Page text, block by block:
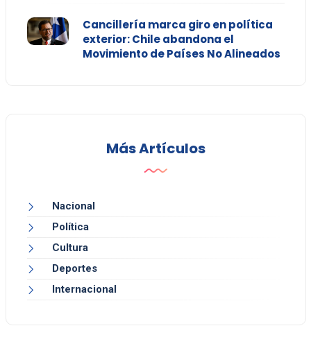
Cancillería marca giro en política
exterior: Chile abandona el
Movimiento de Países No Alineados
Más Artículos
Nacional
Política
Cultura
Deportes
Internacional